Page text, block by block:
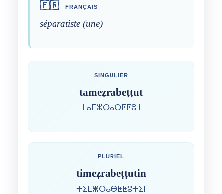
🇫🇷 FRANÇAIS
séparatiste (une)
SINGULIER
tameẓrabeṭṭut
ⵜⴰⵎⵥⵔⴰⴱⵟⵟⵓⵜ
PLURIEL
timeẓrabeṭṭutin
ⵜⵉⵎⵥⵔⴰⴱⵟⵟⵓⵜⵉⵏ